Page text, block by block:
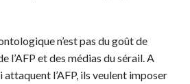
n’est pas du goût de
l’AFP et des médias du sérail. A
l’AFP, ils veulent imposer